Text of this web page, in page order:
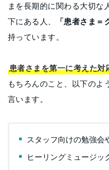
まを長期的に関わる大切な
下にある人、
「患者さま＝
持っています。
患者さまを第一に考えた対
もちろんのこと、以下のよ
言います。
スタッフ向けの勉強会
ヒーリングミュージッ